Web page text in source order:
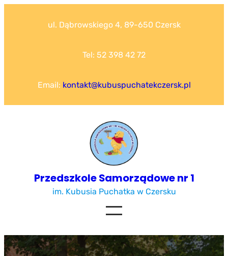
ul. Dąbrowskiego 4, 89-650 Czersk
Tel: 52 398 42 72
Email: kontakt@kubuspuchatekczersk.pl
Przedszkole Samorządowe nr 1
im. Kubusia Puchatka w Czersku